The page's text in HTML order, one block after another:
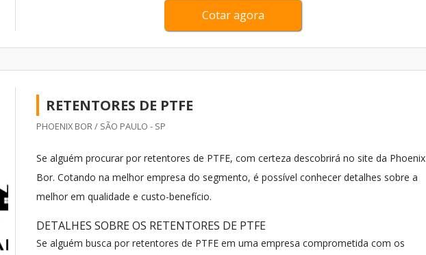
Cotar agora
RETENTORES DE PTFE
PHOENIX BOR / SÃO PAULO - SP
Se alguém procurar por retentores de PTFE, com certeza descobrirá no site da Phoenix
Bor. Cotando na melhor empresa do segmento, é possível conhecer detalhes sobre a
melhor em qualidade e custo-benefício.
DETALHES SOBRE OS RETENTORES DE PTFE
Se alguém busca por retentores de PTFE em uma empresa comprometida com os